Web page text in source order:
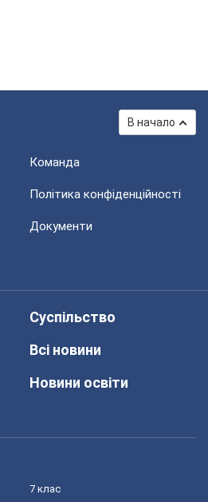
В начало
Команда
Політика конфіденційності
Документи
Суспільство
Всі новини
Новини освіти
7 клас